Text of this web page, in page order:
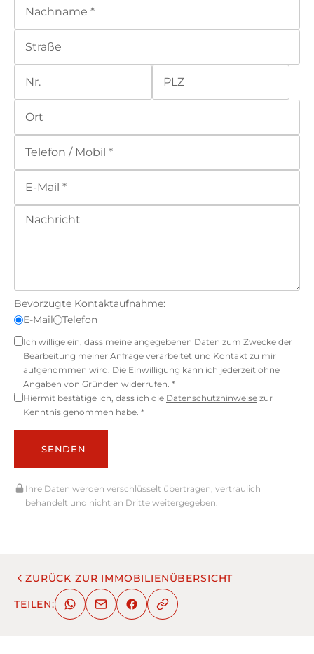
Bevorzugte Kontaktaufnahme:
E-Mail
Telefon
Ich willige ein, dass meine angegebenen Daten zum Zwecke der
Bearbeitung meiner Anfrage verarbeitet und Kontakt zu mir
aufgenommen wird. Die Einwilligung kann ich jederzeit ohne
Angaben von Gründen widerrufen. *
Hiermit bestätige ich, dass ich die Datenschutzhinweise zur
Kenntnis genommen habe. *
SENDEN
Ihre Daten werden verschlüsselt übertragen, vertraulich
behandelt und nicht an Dritte weitergegeben.
ZURÜCK ZUR IMMOBILIENÜBERSICHT
TEILEN: